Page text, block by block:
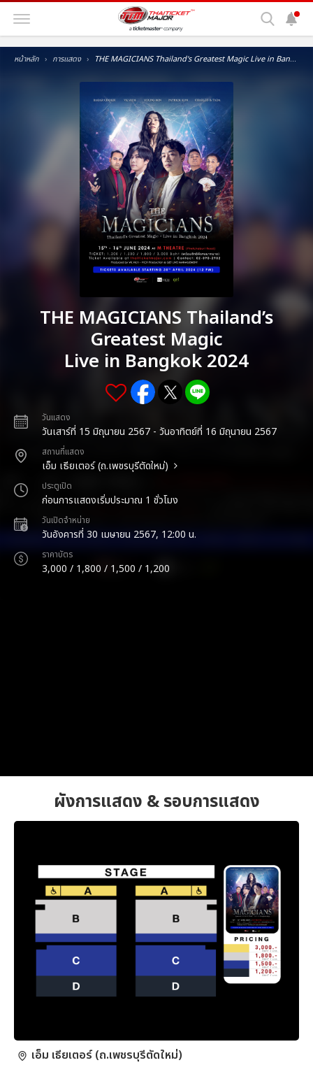
หน้าหลัก การแสดง THE MAGICIANS Thailand's Greatest Magic Live in Bangkok 2024
THE MAGICIANS Thailand’s
Greatest Magic
Live in Bangkok 2024
วันแสดง
วันเสาร์ที่ 15 มิถุนายน 2567 - วันอาทิตย์ที่ 16 มิถุนายน 2567
สถานที่แสดง
เอ็ม เธียเตอร์ (ถ.เพชรบุรีตัดใหม่)
ประตูเปิด
ก่อนการแสดงเริ่มประมาณ 1 ชั่วโมง
วันเปิดจำหน่าย
วันอังคารที่ 30 เมษายน 2567, 12:00 น.
ราคาบัตร
3,000 / 1,800 / 1,500 / 1,200
ผังการแสดง & รอบการแสดง
เอ็ม เธียเตอร์ (ถ.เพชรบุรีตัดใหม่)